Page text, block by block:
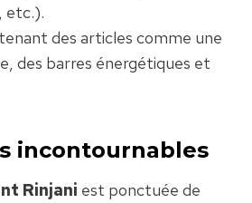
etc.).
des articles comme une
des barres énergétiques et
incontournables
Rinjani est ponctuée de